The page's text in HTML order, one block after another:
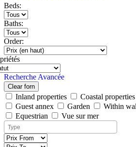
Beds:
Baths:
Order:
Recherche Avancée
Clear forn
Inland properties Coastal properties
Guest annex
Garden
Within
Equestrian
Vue sur mer